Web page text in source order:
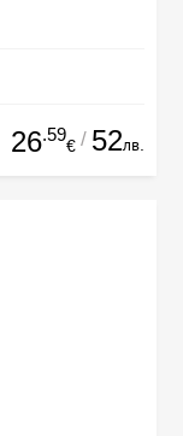
26.59
€ / 52лв.